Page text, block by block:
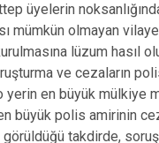
üyelerin
mümkün olmayan
lüzum hasıl
ve cezaların
yerin en büyük mülkiye
büyük polis amirinin
takdirde,